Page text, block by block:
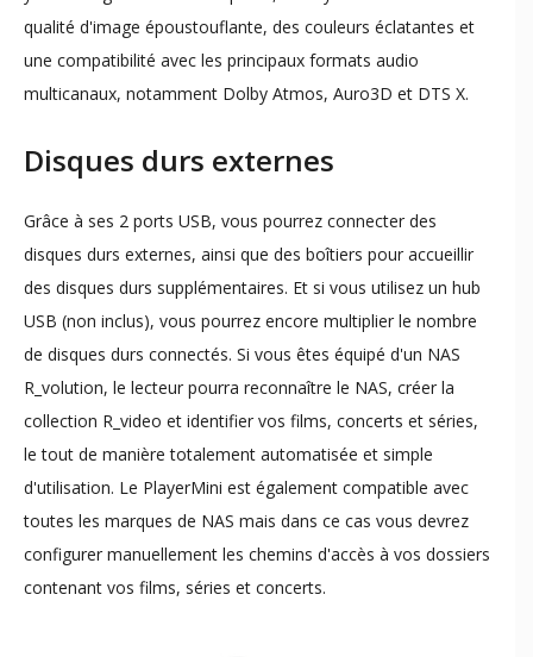
qualité d'image époustouflante, des couleurs éclatantes et
une compatibilité avec les principaux formats audio
multicanaux, notamment Dolby Atmos, Auro3D et DTS X.
Disques durs externes
​Grâce à ses 2 ports USB, vous pourrez connecter des
disques durs externes, ainsi que des boîtiers pour accueillir
des disques durs supplémentaires. Et si vous utilisez un hub
USB (non inclus), vous pourrez encore multiplier le nombre
de disques durs connectés. Si vous êtes équipé d'un NAS
R_volution, le lecteur pourra reconnaître le NAS, créer la
collection R_video et identifier vos films, concerts et séries,
le tout de manière totalement automatisée et simple
d'utilisation. Le PlayerMini est également compatible avec
toutes les marques de NAS mais dans ce cas vous devrez
configurer manuellement les chemins d'accès à vos dossiers
contenant vos films, séries et concerts.